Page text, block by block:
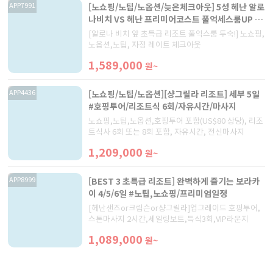
APP7991
[노쇼핑/노팁/노옵션/늦은체크아웃] 5성 헤난 알로
나비치 VS 헤난 프리미어코스트 풀억세스룸UP !
보홀 4일/5일
[알로나 비치 앞 초특급 리조트 풀억스룸 투숙!] 노쇼핑,
노옵션,노팁, 자정 레이트 체크아웃
1,589,000 원~
APP4436
[노쇼핑/노팁/노옵션][샹그릴라 리조트] 세부 5일
#호핑투어/리조트식 6회/자유시간/마사지
노쇼핑,노팁,노옵션,호핑투어 포함(US$80 상당), 리조
트식사 6회 또는 8회 포함, 자유시간, 전신마사지
1,209,000 원~
APP8999
[BEST 3 초특급 리조트] 완벽하게 즐기는 보라카
이 4/5/6일 #노팁,노쇼핑/프리미엄일정
[헤난샌즈or크림슨or샹그릴라]업그레이드 호핑투어,
스톤마사지 2시간,세일링보트,특식3회,VIP라운지
1,089,000 원~